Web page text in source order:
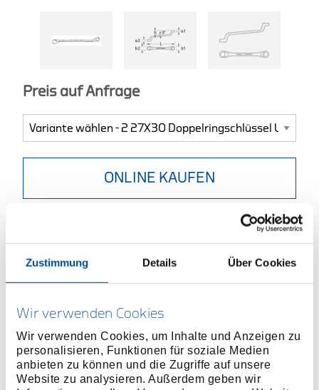
Zustimmung Details Über Cookies
Wir verwenden Cookies
Wir verwenden Cookies, um Inhalte und Anzeigen zu
personalisieren, Funktionen für soziale Medien
anbieten zu können und die Zugriffe auf unsere
Website zu analysieren. Außerdem geben wir
Preis auf Anfrage
ONLINE KAUFEN
Produktlinie
10104
Tief gekröpft, mit dünnwandigen Ringen
Vanadium-Stahl 31CrV3, verchromt